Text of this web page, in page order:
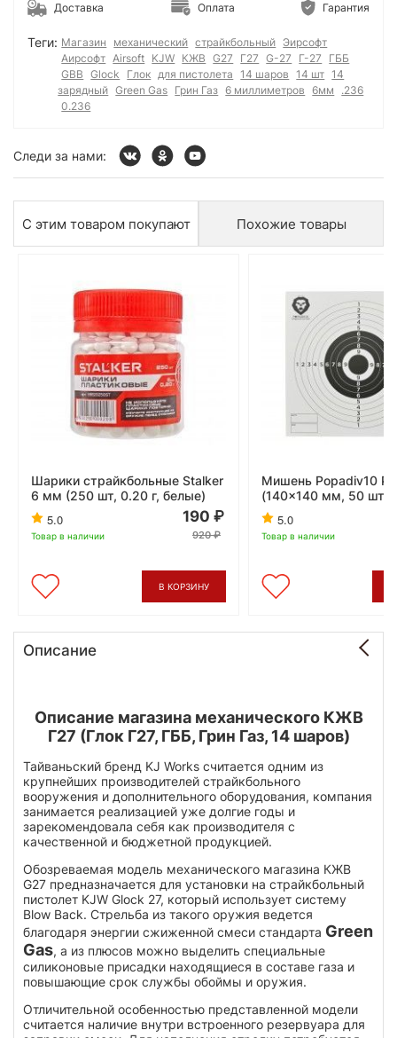
Доставка Оплата Гарантия
Теги: Магазин механический страйкбольный Эирсофт
Аирсофт Airsoft KJW КЖВ G27 Г27 G-27 Г-27
ГББ
GBB
Glock Глок для пистолета 14 шаров 14 шт 14
зарядный Green Gas Грин Газ 6 миллиметров 6мм
.236
0.236
Следи за нами:
С этим товаром покупают Похожие товары
Шарики страйкбольные Stalker
6 мм (250 шт, 0.20 г, белые)
5.0
Товар в наличии
190
920
В КОРЗИНУ
Мишень Popadiv10
(140x140 мм, 50 шт,
5.0
Товар в наличии
Описание
Описание магазина механического КЖВ
Г27 (Глок Г27, ГББ, Грин Газ, 14 шаров)
Тайваньский бренд KJ Works считается одним из
крупнейших производителей страйкбольного
вооружения и дополнительного оборудования, компания
занимается реализацией уже долгие годы и
зарекомендовала себя как производителя с
качественной и бюджетной продукцией.
Обозреваемая модель механического магазина КЖВ
G27 предназначается для установки на страйкбольный
пистолет KJW Glock 27, который использует систему
Blow Back. Стрельба из такого оружия ведется
благодаря энергии сжиженной смеси стандарта Green
Gas, а из плюсов можно выделить специальные
силиконовые присадки находящиеся в составе газа и
повышающие срок службы обоймы и оружия.
Отличительной особенностью представленной модели
считается наличие внутри встроенного резервуара для